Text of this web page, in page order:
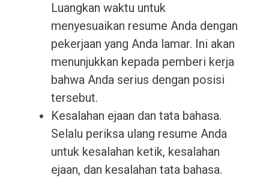
Luangkan waktu untuk
menyesuaikan resume Anda dengan
pekerjaan yang Anda lamar. Ini akan
menunjukkan kepada pemberi kerja
bahwa Anda serius dengan posisi
tersebut.
Kesalahan ejaan dan tata bahasa.
Selalu periksa ulang resume Anda
untuk kesalahan ketik, kesalahan
ejaan, dan kesalahan tata bahasa.